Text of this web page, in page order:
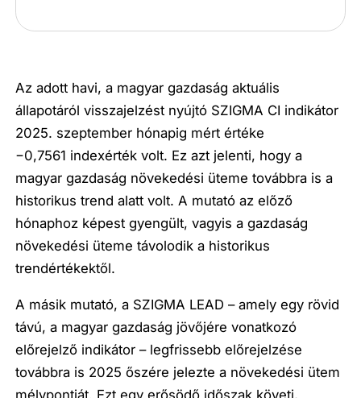
Az adott havi, a magyar gazdaság aktuális
állapotáról visszajelzést nyújtó SZIGMA CI indikátor
2025. szeptember hónapig mért értéke
−0,7561 indexérték volt. Ez azt jelenti, hogy a
magyar gazdaság növekedési üteme továbbra is a
historikus trend alatt volt. A mutató az előző
hónaphoz képest gyengült, vagyis a gazdaság
növekedési üteme távolodik a historikus
trendértékektől.
A másik mutató, a SZIGMA LEAD – amely egy rövid
távú, a magyar gazdaság jövőjére vonatkozó
előrejelző indikátor – legfrissebb előrejelzése
továbbra is 2025 őszére jelezte a növekedési ütem
mélypontját. Ezt egy erősödő időszak követi,